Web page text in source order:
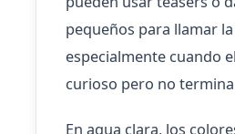
pequeños para llamar
especialmente cuando
curioso pero no termina
En agua clara, los